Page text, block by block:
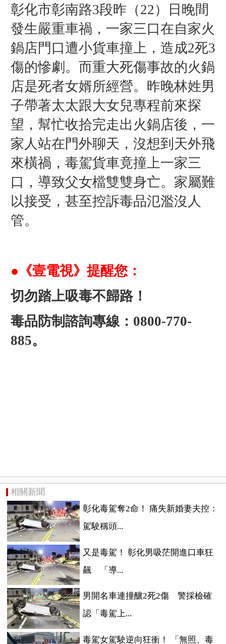
彰化市彰南路3段昨（22）日晚間
發生嚴重車禍，一家三口在自家火
鍋店門口遭小貨車撞上， 造成2死3
傷的慘劇。 而重大死傷事故的火鍋
店是死者女婿所經營。昨晚林姓男
子帶著太太跟大女兒專程前來探
望，幫忙收拾完走出火鍋店後，一
家人站在門外聊天，沒想到天外飛
來橫禍，毒駕貨車竟撞上一家三
口，導致父女檔雙雙身亡。家屬難
以接受，甚至控訴毒品氾濫沒人
管。
●《壹電視》提醒您：
切勿踏上吸毒不歸路！
毒品防制諮詢專線：0800-770-
885。
相關新聞
彰化毒駕奪2命！ 痛失新婚妻夫控：
駕駛稱頭...
又是毒駕！ 彰化男吸茫開進口車狂
飆 「導...
男開名車連撞釀2死2傷 警採檢確
認「毒駕上...
毒駕女駕駛逆向狂衝！ 「無照、毒